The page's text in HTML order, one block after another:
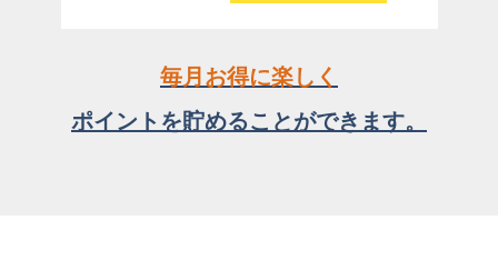
毎月お得に楽しく
ポイントを貯めることができます。